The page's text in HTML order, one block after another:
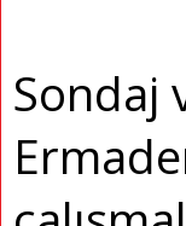
Sondaj